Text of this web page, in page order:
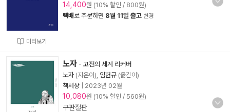
미리보기
14,400원 (10% 할인 / 800원)
택배로 주문하면 8월 11일 출고 변경
노자 - 고전의 세계 리커버
노자 (지은이), 임헌규 (옮긴이)
책세상
2023년 02월
10,080원 (10% 할인 / 560원)
구판절판